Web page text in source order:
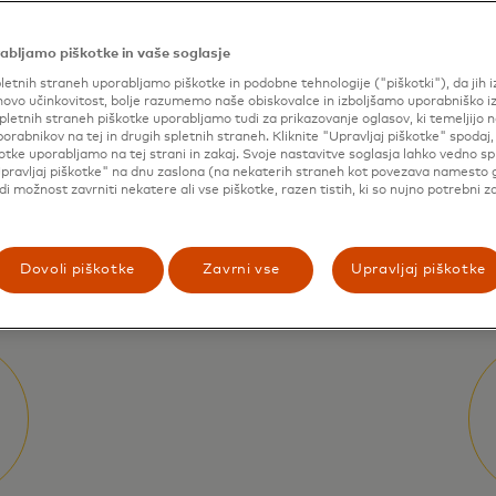
omogoča
da kupijo, kar
piškotke in vaše soglasje
straneh uporabljamo piškotke in podobne tehnologije ("piškotki"), da jih
učinkovitost, bolje razumemo naše obiskovalce in izboljšamo uporabniško
straneh piškotke uporabljamo tudi za prikazovanje oglasov, ki temeljijo
na tej in drugih spletnih straneh. Kliknite "Upravljaj piškotke" spodaj,
uporabljamo na tej strani in zakaj. Svoje nastavitve soglasja lahko vedno
piškotke" na dnu zaslona (na nekaterih straneh kot povezava namesto
možnost zavrniti nekatere ali vse piškotke, razen tistih, ki so nujno potrebni
Dovoli piškotke Zavrni vse Upravljaj piškotke